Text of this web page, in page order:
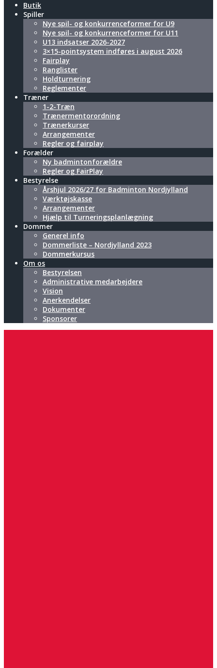
Butik
Spiller
Nye spil- og konkurrenceformer for U9
Nye spil- og konkurrenceformer for U11
U13 indsatser 2026-2027
3×15-pointsystem indføres i august 2026
Fairplay
Ranglister
Holdturnering
Reglementer
Træner
1-2-Træn
Trænermentorordning
Trænerkurser
Arrangementer
Regler og fairplay
Forælder
Ny badmintonforældre
Regler og FairPlay
Bestyrelse
Årshjul 2026/27 for Badminton Nordjylland
Værktøjskasse
Arrangementer
Hjælp til Turneringsplanlægning
Dommer
Generel info
Dommerliste – Nordjylland 2023
Dommerkursus
Om os
Bestyrelsen
Administrative medarbejdere
Vision
Anerkendelser
Dokumenter
Sponsorer